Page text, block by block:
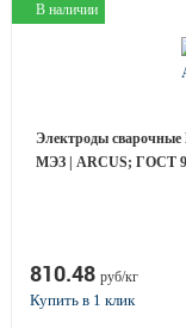
В наличии
Электроды
МЭЗ | ARCUS; ГОСТ
810.48 руб/кг